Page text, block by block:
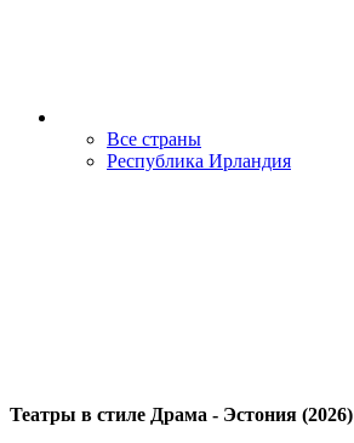
Все страны
Республика Ирландия
Театры в стиле Драма - Эстония (2026)